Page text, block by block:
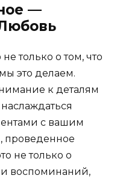
—
только о том, что
это делаем.
к деталям
с вашим
проведенное
не только о
воспоминаний,